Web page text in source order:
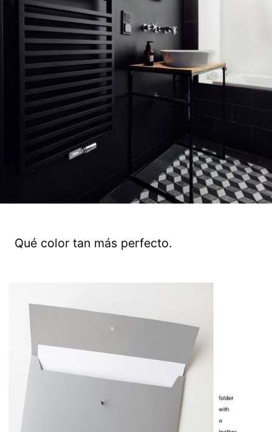
Qué color tan más perfecto.